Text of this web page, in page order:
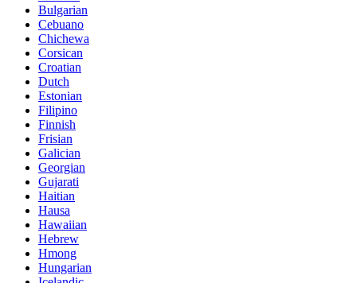
Bulgarian
Cebuano
Chichewa
Corsican
Croatian
Dutch
Estonian
Filipino
Finnish
Frisian
Galician
Georgian
Gujarati
Haitian
Hausa
Hawaiian
Hebrew
Hmong
Hungarian